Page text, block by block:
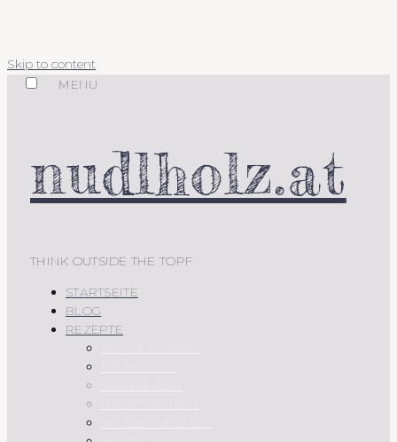
Skip to content
MENU
nudlholz.at
THINK OUTSIDE THE TOPF
STARTSEITE
BLOG
REZEPTE